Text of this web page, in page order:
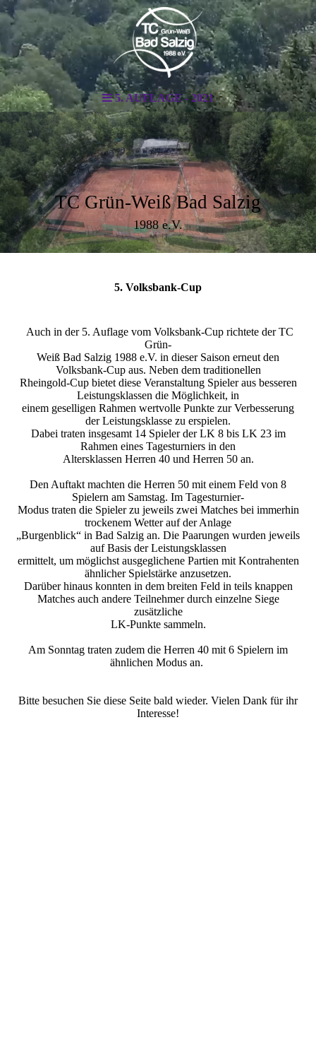
5. AUFLAGE - 2021
TC Grün-Weiß Bad Salzig
1988 e.V.
5. Volksbank-Cup
Auch in der 5. Auflage vom Volksbank-Cup richtete der TC
Grün-
Weiß Bad Salzig 1988 e.V. in dieser Saison erneut den
Volksbank-Cup aus. Neben dem traditionellen
Rheingold-Cup bietet diese Veranstaltung Spieler aus besseren
Leistungsklassen die Möglichkeit, in
einem geselligen Rahmen wertvolle Punkte zur Verbesserung
der Leistungsklasse zu erspielen.
Dabei traten insgesamt 14 Spieler der LK 8 bis LK 23 im
Rahmen eines Tagesturniers in den
Altersklassen Herren 40 und Herren 50 an.
Den Auftakt machten die Herren 50 mit einem Feld von 8
Spielern am Samstag. Im Tagesturnier-
Modus traten die Spieler zu jeweils zwei Matches bei immerhin
trockenem Wetter auf der Anlage
„Burgenblick“ in Bad Salzig an. Die Paarungen wurden jeweils
auf Basis der Leistungsklassen
ermittelt, um möglichst ausgeglichene Partien mit Kontrahenten
ähnlicher Spielstärke anzusetzen.
Darüber hinaus konnten in dem breiten Feld in teils knappen
Matches auch andere Teilnehmer durch einzelne Siege
zusätzliche
LK-Punkte sammeln.
Am Sonntag traten zudem die Herren 40 mit 6 Spielern im
ähnlichen Modus an.
Bitte besuchen Sie diese Seite bald wieder. Vielen Dank für ihr
Interesse!